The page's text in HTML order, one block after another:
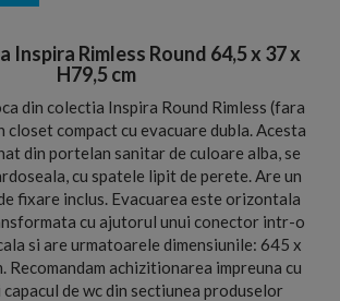
Inspira Rimless Round 64,5 x 37 x
H79,5 cm
din colectia Inspira Round Rimless (fara
closet compact cu evacuare dubla. Acesta
din portelan sanitar de culoare alba, se
cu spatele lipit de perete. Are un
fixare inclus. Evacuarea este orizontala
cu ajutorul unui conector intr-o
si are urmatoarele dimensiunile: 645 x
Recomandam achizitionarea impreuna cu
de wc din sectiunea produselor